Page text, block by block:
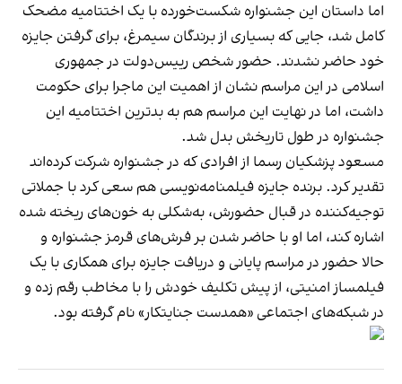
اما داستان این جشنواره شکست‌خورده با یک اختتامیه مضحک
کامل شد، جایی که بسیاری از برندگان سیمرغ، برای گرفتن جایزه
خود حاضر نشدند. حضور شخص رییس‌دولت در جمهوری
اسلامی در این مراسم نشان از اهمیت این ماجرا برای حکومت
داشت، اما در نهایت این مراسم هم به بدترین اختتامیه این
جشنواره در طول تاریخش بدل شد.
مسعود پزشکیان رسما از افرادی که در جشنواره شرکت کرده‌اند
تقدیر کرد. برنده جایزه فیلمنامه‌نویسی هم سعی کرد با جملاتی
توجیه‌کننده در قبال حضورش، به‌شکلی به خون‌های ریخته شده
اشاره کند، اما او با حاضر شدن بر فرش‌های قرمز جشنواره و
حالا حضور در مراسم پایانی و دریافت جایزه برای همکاری با یک
فیلمساز امنیتی، از پیش تکلیف خودش را با مخاطب رقم زده و
در شبکه‌های اجتماعی «همدست جنایتکار» نام گرفته بود.